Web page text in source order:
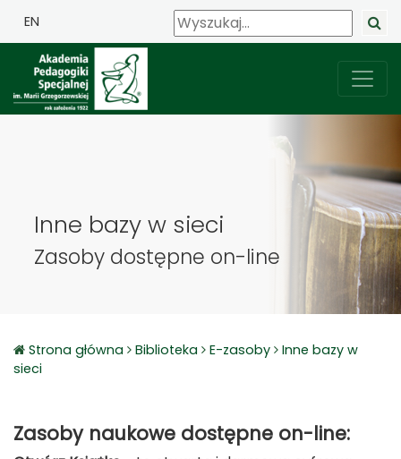
EN
Inne bazy w sieci
Zasoby dostępne on-line
Strona główna Biblioteka E-zasoby
Inne bazy w
sieci
Zasoby naukowe dostępne on-line: